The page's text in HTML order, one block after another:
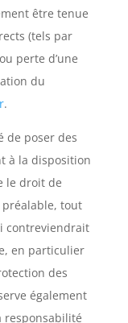
être tenue
(tels par
perte d’une
du
.
de poser des
à la disposition
le droit de
tout
contreviendrait
en particulier
des
également
responsabilité